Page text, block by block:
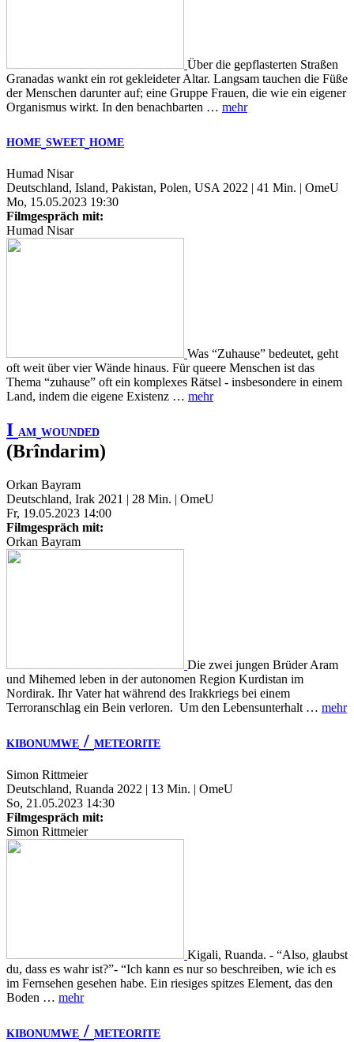
Über die gepflasterten Straßen
Granadas wankt ein rot gekleideter Altar. Langsam tauchen die Füße
der Menschen darunter auf; eine Gruppe Frauen, die wie ein eigener
Organismus wirkt. In den benachbarten … mehr
HOME SWEET HOME
Humad Nisar
Deutschland, Island, Pakistan, Polen, USA 2022 | 41 Min. | OmeU
Mo, 15.05.2023 19:30
Filmgespräch mit:
Humad Nisar
Was “Zuhause” bedeutet, geht
oft weit über vier Wände hinaus. Für queere Menschen ist das
Thema “zuhause” oft ein komplexes Rätsel - insbesondere in einem
Land, indem die eigene Existenz … mehr
I AM WOUNDED
(Brîndarim)
Orkan Bayram
Deutschland, Irak 2021 | 28 Min. | OmeU
Fr, 19.05.2023 14:00
Filmgespräch mit:
Orkan Bayram
Die zwei jungen Brüder Aram
und Mihemed leben in der autonomen Region Kurdistan im
Nordirak. Ihr Vater hat während des Irakkriegs bei einem
Terroranschlag ein Bein verloren. Um den Lebensunterhalt … mehr
KIBONUMWE / METEORITE
Simon Rittmeier
Deutschland, Ruanda 2022 | 13 Min. | OmeU
So, 21.05.2023 14:30
Filmgespräch mit:
Simon Rittmeier
Kigali, Ruanda. - “Also, glaubst
du, dass es wahr ist?”- “Ich kann es nur so beschreiben, wie ich es
im Fernsehen gesehen habe. Ein riesiges spitzes Element, das den
Boden … mehr
KIBONUMWE / METEORITE